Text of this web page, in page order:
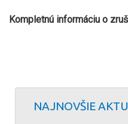
Kompletnú informáciu o
NAJNOVŠIE